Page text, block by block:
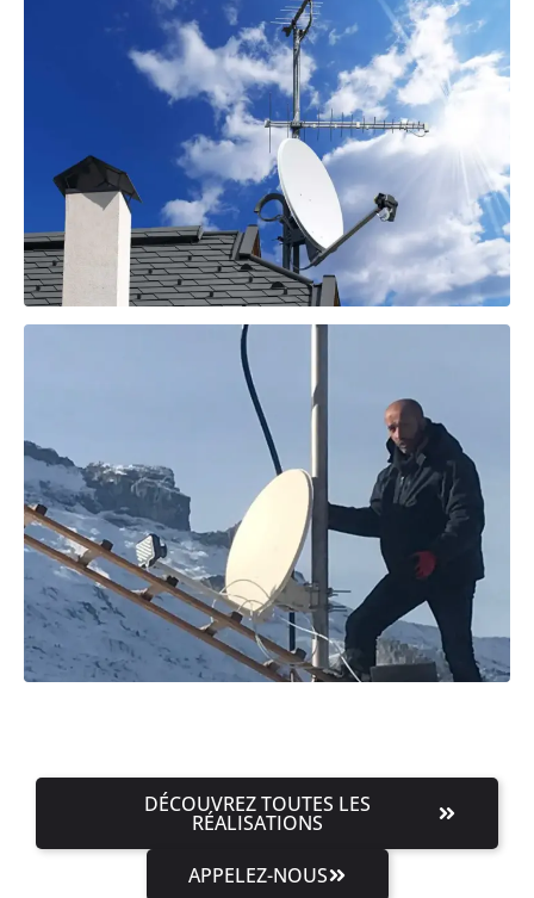
DÉCOUVREZ TOUTES LES
RÉALISATIONS
APPELEZ-NOUS